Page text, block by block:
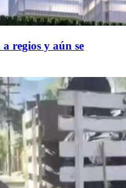
regios y aún se